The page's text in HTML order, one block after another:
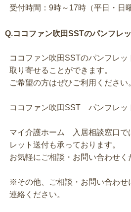
受付時間：9時～17時（平日・日曜
Q.ココファン吹田SSTのパンフレ
ココファン吹田SSTのパンフレ
取り寄せることができます。
ご希望の方はぜひご利用ください
ココファン吹田SST パンフレッ
マイ介護ホーム 入居相談窓口で
レット送付も承っております。
お気軽にご相談・お問い合わせく
※その他、ご相談・お問い合わせ
連絡ください。